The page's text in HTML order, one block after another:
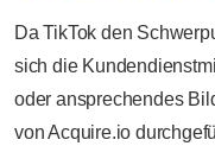
Da TikTok den
sich die
oder ansprechendes
von Acquire.io